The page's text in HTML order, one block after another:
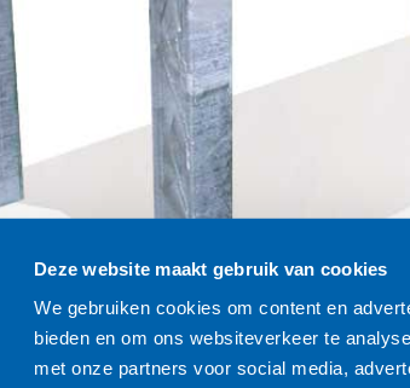
Deze website maakt gebruik van cookies
We gebruiken cookies om content en
bieden en om ons websiteverkeer te
met onze partners voor social media,